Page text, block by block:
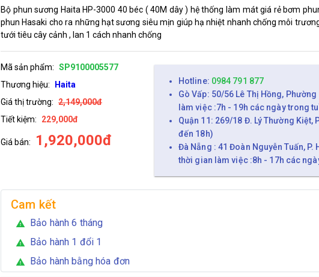
Bộ phun sương Haita HP-3000 40 béc ( 40M dây ) hệ thống làm mát giá rẻ bơm
phun Hasaki cho ra những hạt sương siêu mịn giúp hạ nhiệt nhanh chống môi
tưới tiêu cây cảnh , lan 1 cách nhanh chống
Mã sản phẩm: SP9100005577
Thương hiệu:
Haita
Giá thị trường: 2,149,000đ
Tiết kiệm:
229,000đ
Giá bán: 1,920,000đ
Hotline: 0984 791 877
Gò Vấp: 50/56 Lê Thị Hồng, Phường
làm việc :7h - 19h các ngày trong
Quận 11: 269/18 Đ. Lý Thường Kiệt,
đến 18h)
Đà Nẵng : 41 Đoàn Nguyễn Tuấn, P.
thời gian làm việc :8h - 17h các
Cam kết
warning Bảo hành 6 tháng
warning Bảo hành 1 đổi 1
warning Bảo hành bằng hóa đơn